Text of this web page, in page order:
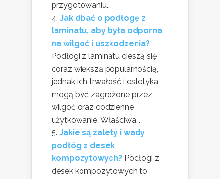
przygotowaniu...
Jak dbać o podłogę z
laminatu, aby była odporna
na wilgoć i uszkodzenia?
Podłogi z laminatu cieszą się
coraz większą popularnością,
jednak ich trwałość i estetyka
mogą być zagrożone przez
wilgoć oraz codzienne
użytkowanie. Właściwa...
Jakie są zalety i wady
podłóg z desek
kompozytowych? Podłogi z
desek kompozytowych to